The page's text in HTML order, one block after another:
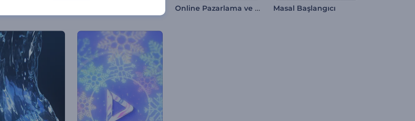
Online Pazarlama ve SEO Tanıtımı Masal Başlangıcı